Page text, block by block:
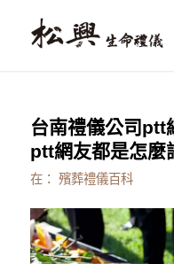
台南禮儀公司ptt
ptt網友都是怎麼
在： 殯葬禮儀百科